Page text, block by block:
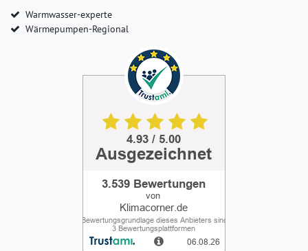
Warmwasser-experte
Wärmepumpen-Regional